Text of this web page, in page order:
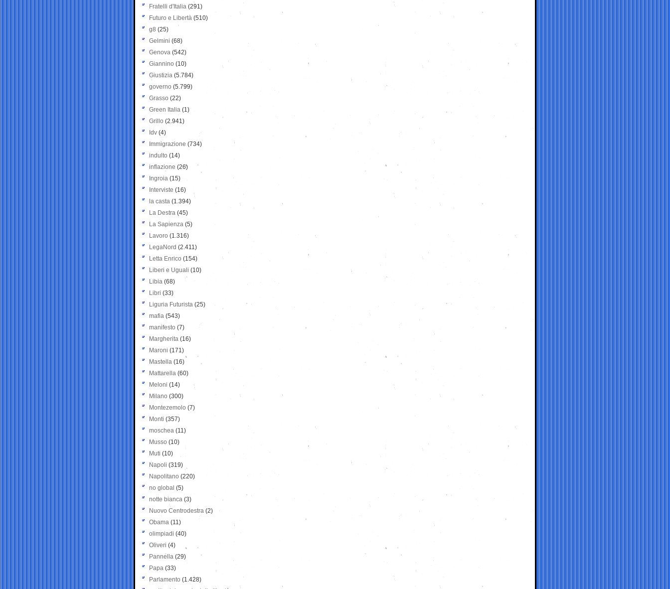
Fratelli d'Italia (291)
Futuro e Libertà (510)
g8 (25)
Gelmini (68)
Genova (542)
Giannino (10)
Giustizia (5.784)
governo (5.799)
Grasso (22)
Green Italia (1)
Grillo (2.941)
Idv (4)
Immigrazione (734)
indulto (14)
inflazione (26)
Ingroia (15)
Interviste (16)
la casta (1.394)
La Destra (45)
La Sapienza (5)
Lavoro (1.316)
LegaNord (2.411)
Letta Enrico (154)
Liberi e Uguali (10)
Libia (68)
Libri (33)
Liguria Futurista (25)
mafia (543)
manifesto (7)
Margherita (16)
Maroni (171)
Mastella (16)
Mattarella (60)
Meloni (14)
Milano (300)
Montezemolo (7)
Monti (357)
moschea (11)
Musso (10)
Muti (10)
Napoli (319)
Napolitano (220)
no global (5)
notte bianca (3)
Nuovo Centrodestra (2)
Obama (11)
olimpiadi (40)
Oliveri (4)
Pannella (29)
Papa (33)
Parlamento (1.428)